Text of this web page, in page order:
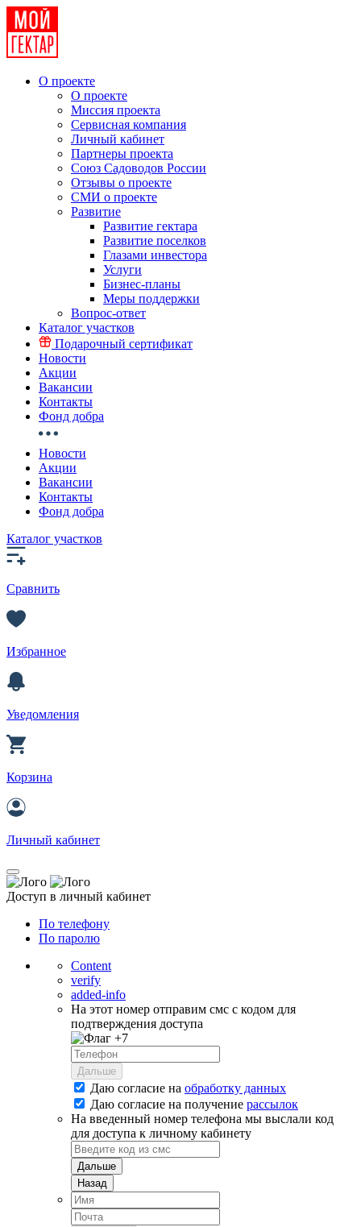
О проекте
О проекте
Миссия проекта
Сервисная компания
Личный кабинет
Партнеры проекта
Союз Садоводов России
Отзывы о проекте
СМИ о проекте
Развитие
Развитие гектара
Развитие поселков
Глазами инвестора
Услуги
Бизнес-планы
Меры поддержки
Вопрос-ответ
Каталог участков
Подарочный сертификат
Новости
Акции
Вакансии
Контакты
Фонд добра
Новости
Акции
Вакансии
Контакты
Фонд добра
Каталог участков
Сравнить
Избранное
Уведомления
Корзина
Личный кабинет
Доступ в личный кабинет
По телефону
По паролю
Content
verify
added-info
На этот номер отправим смс с кодом для
подтверждения доступа
+7
Дальше
Даю согласие на обработку данных
Даю согласие на получение рассылок
На введенный номер телефона мы выслали код
для доступа к личному кабинету
Дальше
Назад